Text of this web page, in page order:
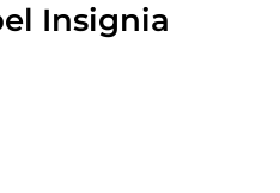
Insignia